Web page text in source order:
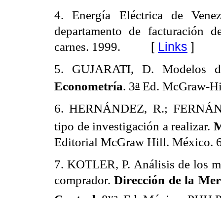
4. Energía Eléctrica de
departamento de facturación
carnes. 1999.
[ Links ]
5. GUJARATI, D. Modelos
Econometría. 3a Ed. McGraw-
6. HERNÁNDEZ, R.;
tipo de investigación a realizar.
Editorial McGraw Hill. México.
7. KOTLER, P. Análisis de los
comprador.Dirección de la
.